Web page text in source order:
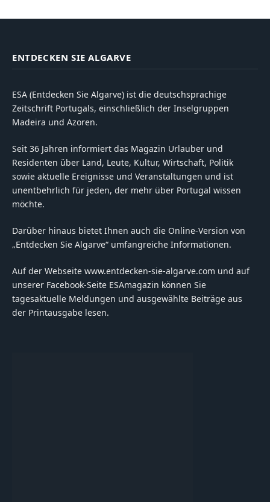
ENTDECKEN SIE ALGARVE
ESA (Entdecken Sie Algarve) ist die deutschsprachige
Zeitschrift Portugals, einschließlich der Inselgruppen
Madeira und Azoren.
Seit 36 Jahren informiert das Magazin Urlauber und
Residenten über Land, Leute, Kultur, Wirtschaft, Politik
sowie aktuelle Ereignisse und Veranstaltungen und ist
unentbehrlich für jeden, der mehr über Portugal wissen
möchte.
Darüber hinaus bietet Ihnen auch die Online-Version von
„Entdecken Sie Algarve“ umfangreiche Informationen.
Auf der Webseite www.entdecken-sie-algarve.com und auf
unserer Facebook-Seite ESAmagazin können Sie
tagesaktuelle Meldungen und ausgewählte Beiträge aus
der Printausgabe lesen.